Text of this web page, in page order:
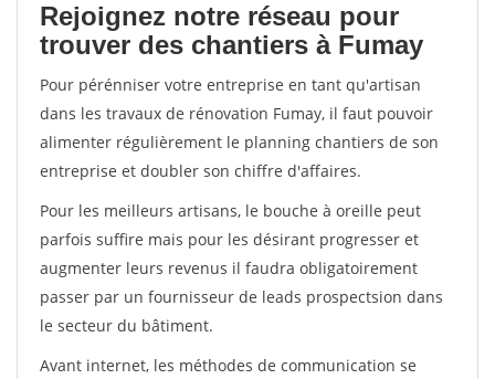
Rejoignez notre réseau pour
trouver des chantiers à Fumay
Pour pérénniser votre entreprise en tant qu'artisan
dans les travaux de rénovation Fumay, il faut pouvoir
alimenter régulièrement le planning chantiers de son
entreprise et doubler son chiffre d'affaires.
Pour les meilleurs artisans, le bouche à oreille peut
parfois suffire mais pour les désirant progresser et
augmenter leurs revenus il faudra obligatoirement
passer par un fournisseur de leads prospectsion dans
le secteur du bâtiment.
Avant internet, les méthodes de communication se